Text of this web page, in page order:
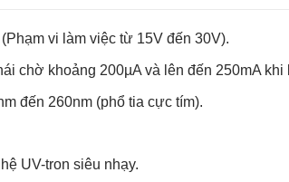
vi làm việc từ 15V đến 30V).
chờ khoảng 200µA và lên đến 250mA khi
đến 260nm (phổ tia cực tím).
UV-tron siêu nhạy.